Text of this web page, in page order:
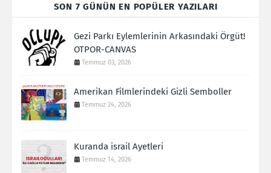
SON 7 GÜNÜN EN POPÜLER YAZILARI
Gezi Parkı Eylemlerinin Arkasındaki Örgüt!
OTPOR-CANVAS
Temmuz 03, 2026
Amerikan Filmlerindeki Gizli Semboller
Temmuz 24, 2026
Kuranda israil Ayetleri
Temmuz 14, 2026